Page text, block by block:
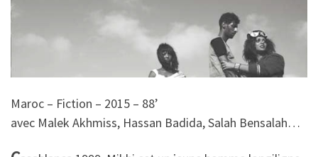
Maroc – Fiction – 2015 – 88’
avec Malek Akhmiss, Hassan Badida, Salah Bensalah…